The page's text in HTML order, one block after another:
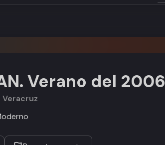
Verano del 2006
Veracruz